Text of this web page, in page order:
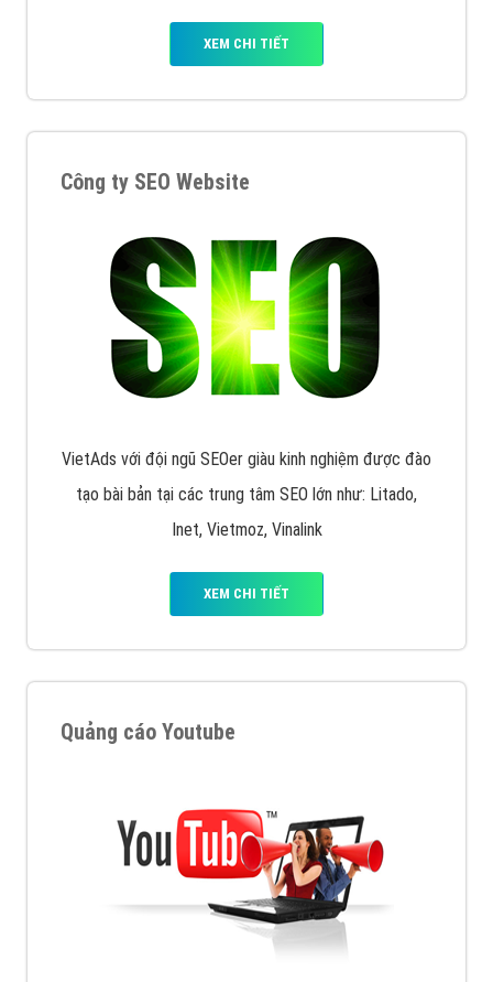
XEM CHI TIẾT
Công ty SEO Website
VietAds với đội ngũ SEOer giàu kinh nghiệm được đào
tạo bài bản tại các trung tâm SEO lớn như: Litado,
Inet, Vietmoz, Vinalink
XEM CHI TIẾT
Quảng cáo Youtube